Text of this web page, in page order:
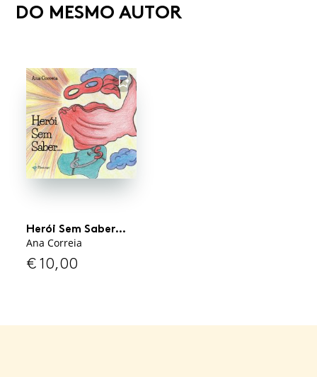
DO MESMO AUTOR
FAVORITO
Herói Sem Saber…
Ana Correia
€10,00